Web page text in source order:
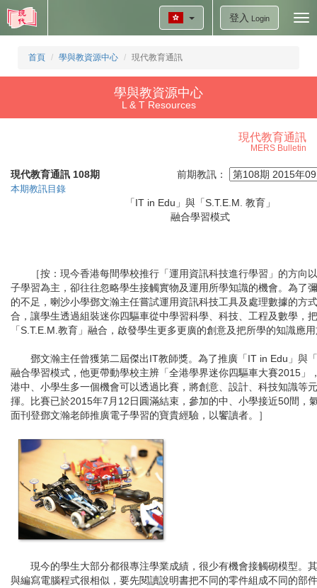
登入 Login
首頁 學與教資源中心 現代教育通訊
學與教資源中心
L & T Resources
現代教育通訊
MERS Bulletin
現代教育通訊 108期 前期教訊：
本期教訊目錄
「IT in Edu」與「S.T.E.M. 教育」
融合學習模式
［按：現今香港每間學校推行「運用資訊科技進行學習」的方向
子學習為主，卻往往忽略學生接觸實物及運用所學知識的機會。為了
的不足，喇沙小學鄧文瀚主任嘗試運用資訊科技工具及處理數據的方
合，讓學生透過組裝迷你四驅車從中學習科學、科技、工程及數學，
「S.T.E.M.教育」融合，啟發學生更多更廣的創意及把所學的知識應
鄧文瀚主任曾獲第二屆傑出IT教師獎。為了推廣「IT in Edu」與
融合學習模式，他更帶動學校主辨「全港學界迷你四驅車大賽2015」
港中、小學生多一個機會可以透過比賽，將創意、設計、科技知識等
揮。比賽已於2015年7月12日圓滿結束，參加的中、小學接近50間，
面刊登鄧文瀚老師推廣電子學習的寶貴經驗，以饗讀者。］
現今的學生大部分都很專注學業成績，很少有機會接觸砌模型。
與編寫電腦程式很相似，要先閱讀說明書把不同的零件組成不同的部